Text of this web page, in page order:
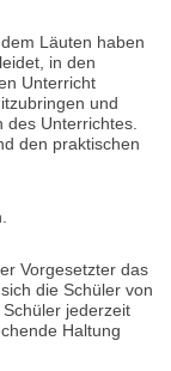
Läuten haben
in den
Unterricht
und
Unterrichtes.
den praktischen
Vorgesetzter das
die Schüler von
jederzeit
Haltung